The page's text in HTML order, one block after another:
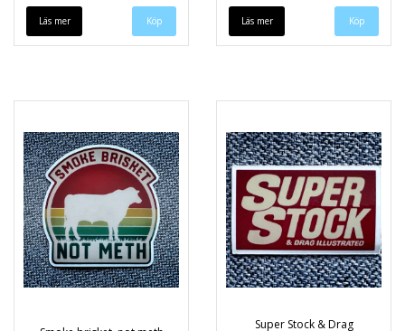
Läs mer Läs mer
Super Stock & Drag